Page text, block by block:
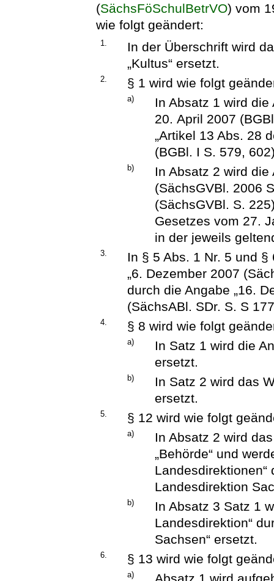
(SächsFöSchulBetrVO) vom
wie folgt geändert:
1.
In der Überschrift wird
„Kultus“ ersetzt.
2. § 1 wird wie folgt
a)
In Absatz 1 wird
20. April 2007
„Artikel 13 Abs. 28
(BGBl. I S. 579,
b)
In Absatz 2 wird die
(SächsGVBl. 2006
(SächsGVBl. S.
Gesetzes vom 27.
in der jeweils
3.
In § 5 Abs. 1 Nr. 5 und
„6. Dezember 2007
durch die Angabe „16.
(SächsABl. SDr. S. S
4. § 8 wird wie folgt
a)
In Satz 1 wird die
ersetzt.
b)
In Satz 2 wird das
ersetzt.
5. § 12 wird wie folgt
a)
In Absatz 2 wird
„Behörde“ und
Landesdirektionen“
Landesdirektion
b)
In Absatz 3 Satz 1
Landesdirektion“
Sachsen“ ersetzt.
6. § 13 wird wie folgt
a) Absatz 1 wird